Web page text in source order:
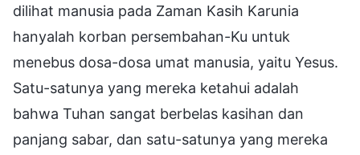
dilihat manusia pada Zaman Kasih Karunia
hanyalah korban persembahan-Ku untuk
menebus dosa-dosa umat manusia, yaitu Yesus.
Satu-satunya yang mereka ketahui adalah
bahwa Tuhan sangat berbelas kasihan dan
panjang sabar, dan satu-satunya yang mereka